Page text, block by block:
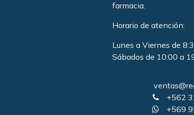
+562
+569
farmacia.
Horario de atención:
Lunes a Viernes de
Sábados de 10:00 a